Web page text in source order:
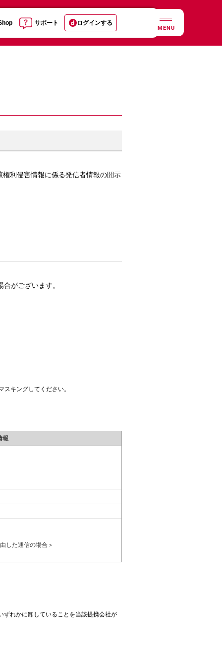
サポート ログインする
MENU
利侵害情報に係る発信者情報の開示
がございます。
キングしてください。
報
した通信の場合＞
れかに卸していることを当該提携会社が